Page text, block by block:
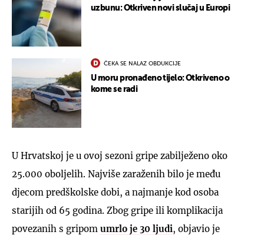
uzbunu: Otkriven novi slučaj u Europi
ČEKA SE NALAZ OBDUKCIJE
U moru pronađeno tijelo: Otkriveno o
kome se radi
U Hrvatskoj je u ovoj sezoni gripe zabilježeno oko
25.000 oboljelih. Najviše zaraženih bilo je među
djecom predškolske dobi, a najmanje kod osoba
starijih od 65 godina. Zbog gripe ili komplikacija
povezanih s gripom umrlo je 30 ljudi, objavio je